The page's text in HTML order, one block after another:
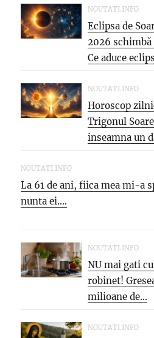
NOUTATI.INFO
Eclipsa de
2026
Ce aduce
NOUTATI.INFO
Horoscop
Trigonul
inseamna un
NOUTATI.INFO
La 61 de ani, fiica mea mi-a
nunta ei....
NOUTATI.INFO
NU mai gati
robinet!
milioane de...
NOUTATI.INFO